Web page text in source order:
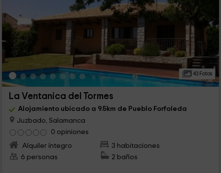
43 Fotos
La Ventanica del Tormes
Alojamiento ubicado a 9.5km de Pueblo Forfoleda
Juzbado, Salamanca
0 opiniones
Alquiler íntegro
3 habitaciones
6 personas
2 baños